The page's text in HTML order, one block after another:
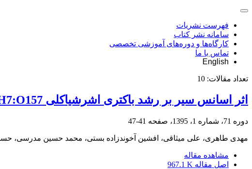
فهرست نشریات
سامانه نشر کتاب
کارگاه‌ها و دوره‌های آموزشی تخصصی
تماس با ما
English
تعداد مقالات: 10
اثر اسانس سیر بر رشد باکتری اشرشیاکلی H7:O157 و تولید شیگاتوکسین
دوره 71، شماره 1، 1395، صفحه 41-47
مهدی طاهری، علی میثاقی، افشین آخوندزاده بستی، محمد حسین مدرسی،
مشاهده مقاله
اصل مقاله 967.1 K